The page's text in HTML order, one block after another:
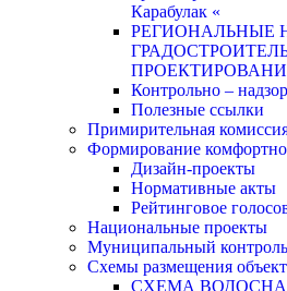
Карабулак «
РЕГИОНАЛЬНЫЕ
Контрольно –
Полезные ссылки
Примирительная
Формирование
Дизайн-проекты
Нормативные акты
Рейтинговое
Национальные проекты
Муниципальный контроль
Схемы размещения
СХЕМА